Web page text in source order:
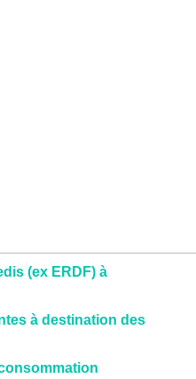
(ex ERDF) à
à destination des